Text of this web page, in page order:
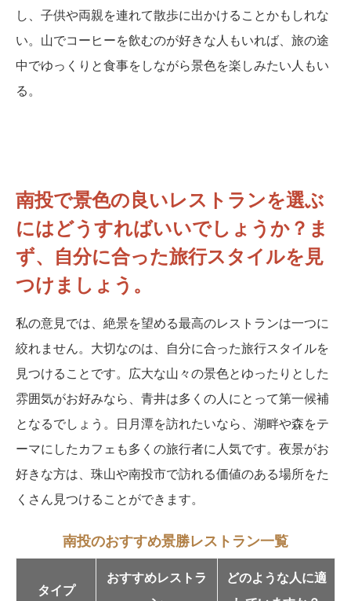
し、子供や両親を連れて散歩に出かけることかもしれな
い。山でコーヒーを飲むのが好きな人もいれば、旅の途
中でゆっくりと食事をしながら景色を楽しみたい人もい
る。
南投で景色の良いレストランを選ぶ
にはどうすればいいでしょうか？ま
ず、自分に合った旅行スタイルを見
つけましょう。
私の意見では、絶景を望める最高のレストランは一つに
絞れません。大切なのは、自分に合った旅行スタイルを
見つけることです。広大な山々の景色とゆったりとした
雰囲気がお好みなら、青井は多くの人にとって第一候補
となるでしょう。日月潭を訪れたいなら、湖畔や森をテ
ーマにしたカフェも多くの旅行者に人気です。夜景がお
好きな方は、珠山や南投市で訪れる価値のある場所をた
くさん見つけることができます。
南投のおすすめ景勝レストラン一覧
タイプ
おすすめレストラ
どのような人に適